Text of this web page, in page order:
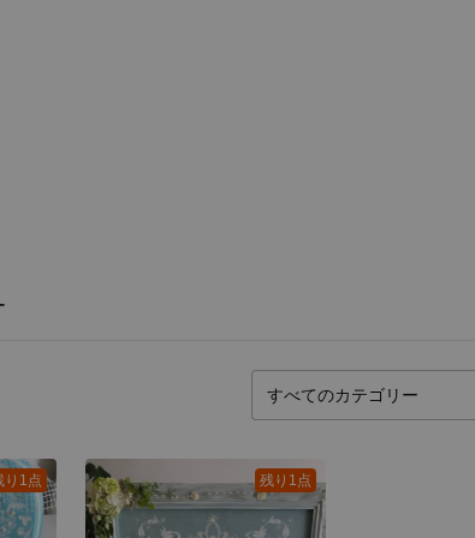
り1点 残り1点